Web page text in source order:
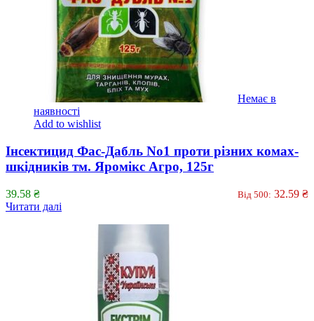
Немає в
наявності
Add to wishlist
Інсектицид Фас-Дабль No1 проти різних комах-
шкідників тм. Яромікс Агро, 125г
39.58 ₴ Від 500: 32.59 ₴
Читати далі